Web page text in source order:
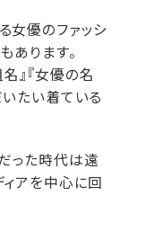
女優のファッシ
あります。
』『女優の名
いたい着ている
った時代は遠
ィアを中心に回